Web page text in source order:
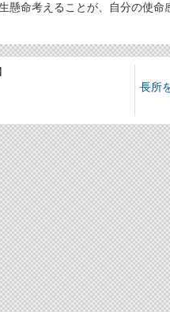
命考えることが、自分の使命
長所